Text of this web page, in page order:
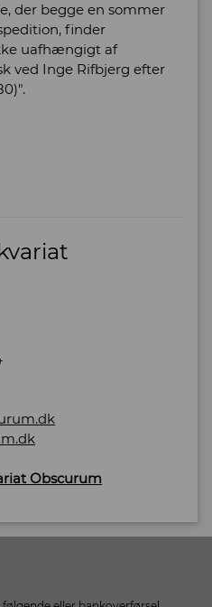
der begge en sommer
finder
uafhængigt af
ved Inge Rifbjerg efter
Obscurum